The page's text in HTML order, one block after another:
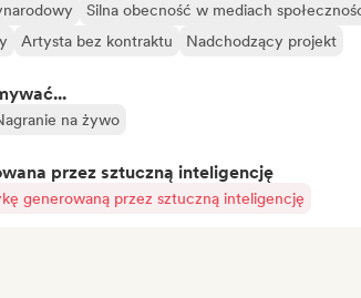
Silna obecność w mediach
Artysta bez kontraktu Nadchodzący projekt
na żywo
przez sztuczną inteligencję
generowaną przez sztuczną inteligencję